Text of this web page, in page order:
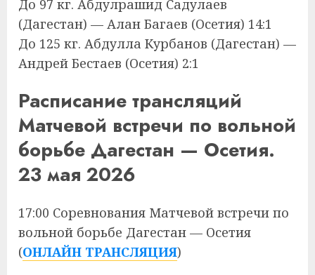
До 97 кг. Абдулрашид Садулаев
(Дагестан) — Алан Багаев (Осетия) 14:1
До 125 кг. Абдулла Курбанов (Дагестан) —
Андрей Бестаев (Осетия) 2:1
Расписание трансляций
Матчевой встречи по вольной
борьбе Дагестан — Осетия.
23 мая 2026
17:00 Соревнования Матчевой встречи по
вольной борьбе Дагестан — Осетия
(ОНЛАЙН ТРАНСЛЯЦИЯ)